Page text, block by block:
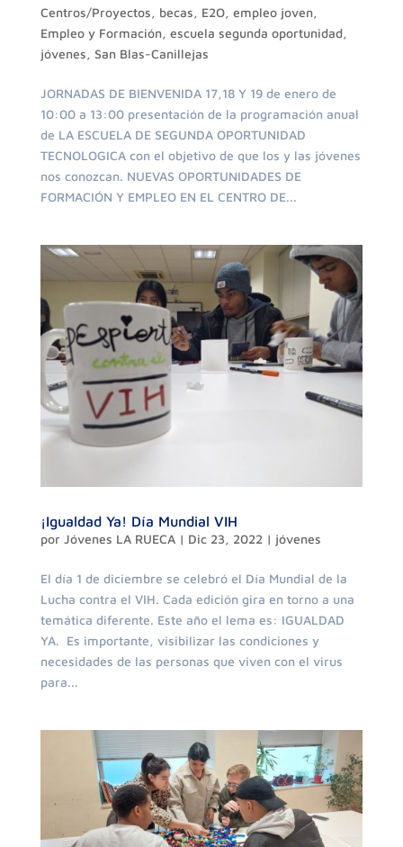
Centros/Proyectos, becas, E2O, empleo joven,
Empleo y Formación, escuela segunda oportunidad,
jóvenes, San Blas-Canillejas
JORNADAS DE BIENVENIDA 17,18 Y 19 de enero de
10:00 a 13:00 presentación de la programación anual
de LA ESCUELA DE SEGUNDA OPORTUNIDAD
TECNOLOGICA con el objetivo de que los y las jóvenes
nos conozcan. NUEVAS OPORTUNIDADES DE
FORMACIÓN Y EMPLEO EN EL CENTRO DE...
¡Igualdad Ya! Día Mundial VIH
por Jóvenes LA RUECA| Dic 23, 2022 | jóvenes
El día 1 de diciembre se celebró el Día Mundial de la
Lucha contra el VIH. Cada edición gira en torno a una
temática diferente. Este año el lema es: IGUALDAD
YA. Es importante, visibilizar las condiciones y
necesidades de las personas que viven con el virus
para...